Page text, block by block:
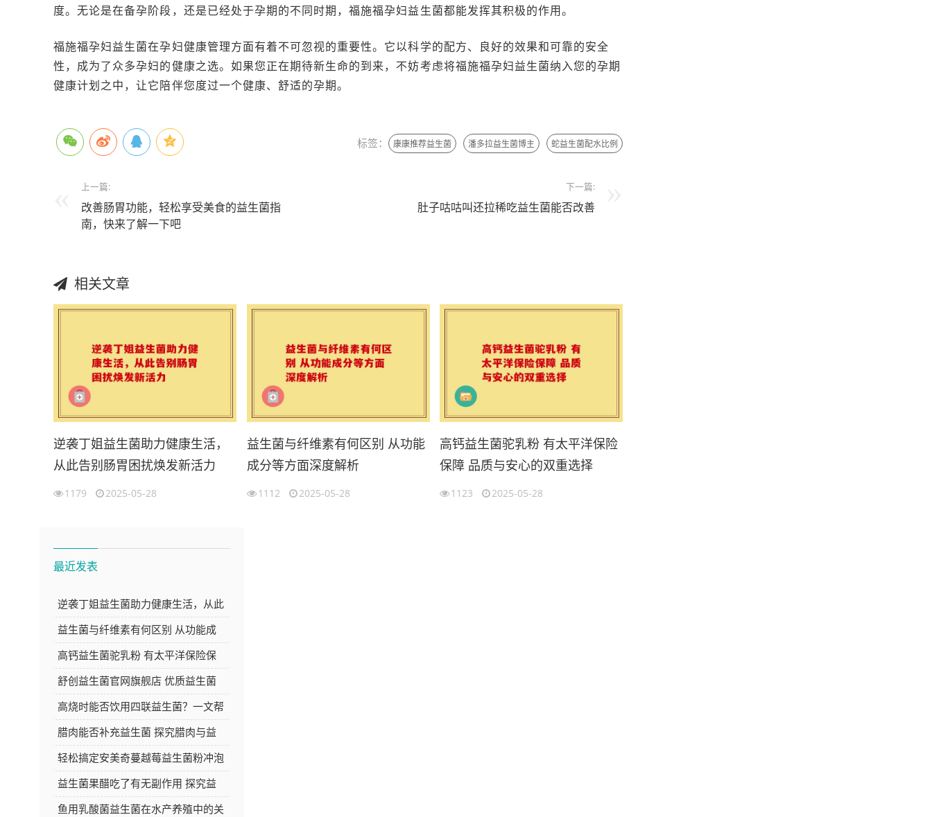
度。无论是在备孕阶段，还是已经处于孕期的不同时期，福施福孕妇益生菌都能发挥其积极的作用。
福施福孕妇益生菌在孕妇健康管理方面有着不可忽视的重要性。它以科学的配方、良好的效果和可靠的安全
性，成为了众多孕妇的健康之选。如果您正在期待新生命的到来，不妨考虑将福施福孕妇益生菌纳入您的孕期
健康计划之中，让它陪伴您度过一个健康、舒适的孕期。
标签： 康康推荐益生菌 潘多拉益生菌博主 蛇益生菌配水比例
上一篇:
改善肠胃功能，轻松享受美食的益生菌指
南，快来了解一下吧
下一篇:
肚子咕咕叫还拉稀吃益生菌能否改善
相关文章
逆袭丁姐益生菌助力健康生活，
从此告别肠胃困扰焕发新活力
1179 2025-05-28
益生菌与纤维素有何区别 从功能
成分等方面深度解析
1112 2025-05-28
高钙益生菌驼乳粉 有太平洋保险
保障 品质与安心的双重选择
1123 2025-05-28
最近发表
逆袭丁姐益生菌助力健康生活，从此
告别肠胃困扰焕发新活力
益生菌与纤维素有何区别 从功能成
分等方面深度解析
高钙益生菌驼乳粉 有太平洋保险保
障 品质与安心的双重选择
舒创益生菌官网旗舰店 优质益生菌
产品的选购好去处
高烧时能否饮用四联益生菌？一文帮
你解答
腊肉能否补充益生菌 探究腊肉与益
生菌的关系
轻松搞定安美奇蔓越莓益生菌粉冲泡
方法，让你的每日养生更简单
益生菌果醋吃了有无副作用 探究益
生菌果醋的安全性
鱼用乳酸菌益生菌在水产养殖中的关